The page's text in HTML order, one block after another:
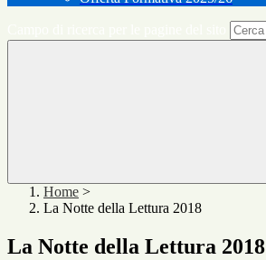
Home >
La Notte della Lettura 2018
La Notte della Lettura 2018